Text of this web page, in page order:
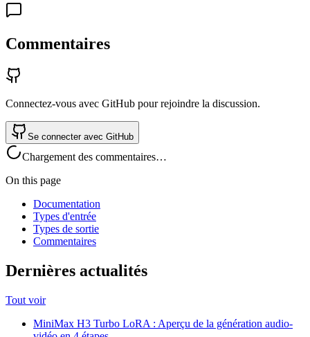
Commentaires
Connectez-vous avec GitHub pour rejoindre la discussion.
Se connecter avec GitHub
Chargement des commentaires…
On this page
Documentation
Types d'entrée
Types de sortie
Commentaires
Dernières actualités
Tout voir
MiniMax H3 Turbo LoRA : Aperçu de la génération audio-